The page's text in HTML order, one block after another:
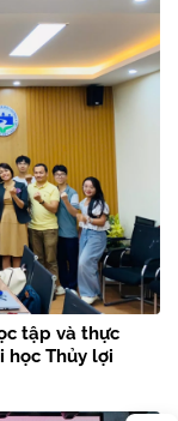
tập và thực
học Thủy lợi